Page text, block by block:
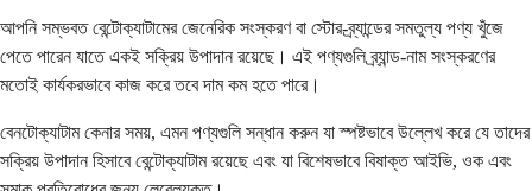
আপনি সম্ভবত বেন্টোক্যাটামের জেনেরিক সংস্করণ বা স্টোর-ব্র্যান্ডের সমতুল্য পণ্য খুঁজে
পেতে পারেন যাতে একই সক্রিয় উপাদান রয়েছে। এই পণ্যগুলি ব্র্যান্ড-নাম সংস্করণের
মতোই কার্যকরভাবে কাজ করে তবে দাম কম হতে পারে।
বেনটোক্যাটাম কেনার সময়, এমন পণ্যগুলি সন্ধান করুন যা স্পষ্টভাবে উল্লেখ করে যে তাদের
সক্রিয় উপাদান হিসাবে বেন্টোক্যাটাম রয়েছে এবং যা বিশেষভাবে বিষাক্ত আইভি, ওক এবং